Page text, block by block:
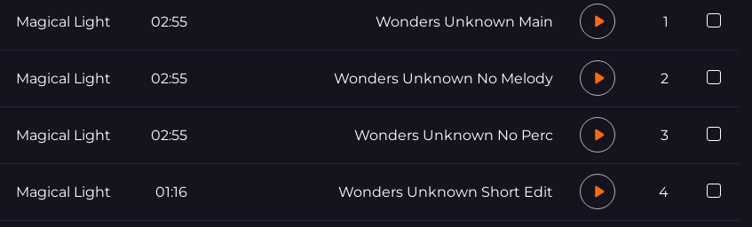
1
Wonders Unknown Main
02:55
Magical Light
2
Wonders Unknown No Melody
02:55
Magical Light
3
Wonders Unknown No Perc
02:55
Magical Light
4
Wonders Unknown Short Edit
01:16
Magical Light